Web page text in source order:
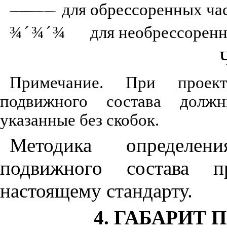
для обрессоренных
¾´¾´¾ для
Примечание. При
подвижного состава
указанные без скобок.
Методика
подвижного состава
настоящему стандарту.
4. ГАБАРИТ